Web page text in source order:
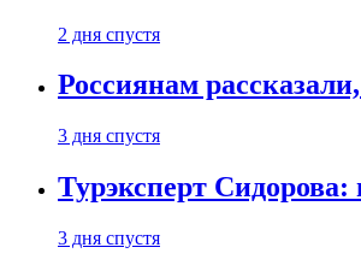
2 дня спустя
Россиянам
3 дня спустя
Турэксперт Сидорова:
3 дня спустя